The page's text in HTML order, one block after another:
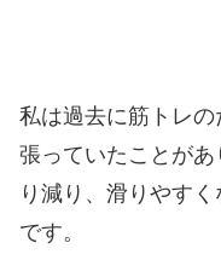
私は過去に筋トレ
張っていたことが
り減り、滑りやす
です。